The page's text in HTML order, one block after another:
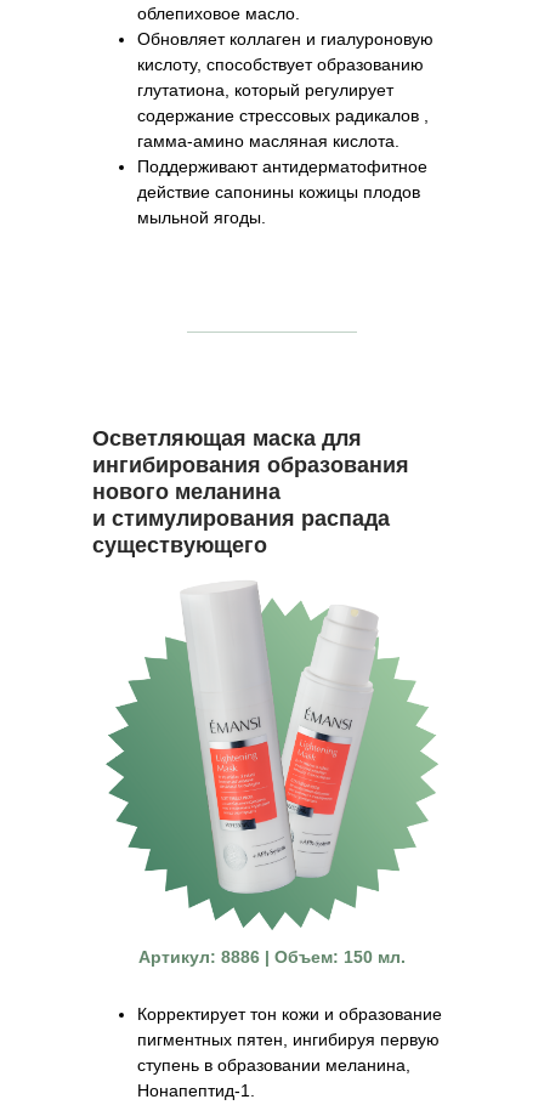
облепиховое масло.
Обновляет коллаген и гиалуроновую
кислоту, способствует образованию
глутатиона, который регулирует
содержание стрессовых радикалов ,
гамма-амино масляная кислота.
Поддерживают антидерматофитное
действие сапонины кожицы плодов
мыльной ягоды.
Осветляющая маска для
ингибирования образования
нового меланина
и стимулирования распада
существующего
Корректирует тон кожи и образование
пигментных пятен, ингибируя первую
ступень в образовании меланина,
Нонапептид-1.
Артикул: 8886 | Объем: 150 мл.